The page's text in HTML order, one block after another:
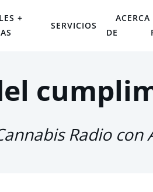
+
SERVICIOS
ACERCA
DE
Radio